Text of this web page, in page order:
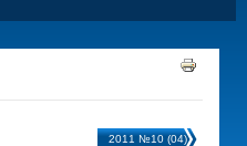
2011 №10 (04)